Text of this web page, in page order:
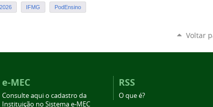
IFMG PodEnsino
Voltar
e-MEC
Consulte aqui o cadastro da
Instituição no Sistema e-MEC
RSS
O que é?